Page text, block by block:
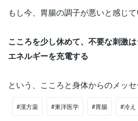
もし今、胃腸の調子が悪いと感じ
こころを少し休めて、不要な刺激は
エネルギーを充電する
という、こころと身体からのメッセ
#漢方薬 #東洋医学 #胃腸 #冷え